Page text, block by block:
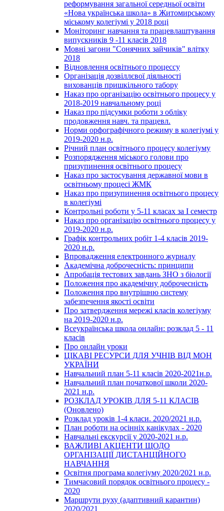
реформування загальної середньої освіти
«Нова українська школа» в Житомирському
міському колегіумі у 2018 році
Моніторинг навчання та працевлаштування
випускників 9 -11 класів 2018
Мовні загони "Сонячних зайчиків" влітку
2018
Відновлення освітнього процессу
Організація дозвіллєвої діяльності
вихованців пришкільного табору
Наказ про організацію освітнього процесу у
2018-2019 навчальному році
Наказ про підсумки роботи з обліку
продовження навч. та працевл.
Норми орфографічного режиму в колегіумі у
2019-2020 н.р.
Річний план освітнього процесу колегіуму
Розпорядження міського голови про
призупинення освітнього процесу
Наказ про застосування державної мови в
освітньому процесі ЖМК
Наказ про призупинення освітнього процесу
в колегіумі
Контрольні роботи у 5-11 класах за І семестр
Наказ про організацію освітнього процесу у
2019-2020 н.р.
Графік контрольних робіт 1-4 класів 2019-
2020 н.р.
Впровадження електронного журналу
Академічна доброчесність: принципи
Апробація тестових завдань ЗНО з біології
Положення про академічну доброчесність
Положення про внутрішню систему
забезпечення якості освіти
Про затвердження мережі класів колегіуму
на 2019-2020 н.р.
Всеукраїнська школа онлайн: розклад 5 - 11
класів
Про онлайн уроки
ЦІКАВІ РЕСУРСИ ДЛЯ УЧНІВ ВІД МОН
УКРАЇНИ
Навчальний план 5-11 класів 2020-2021н.р.
Навчальний план початкової школи 2020-
2021 н.р.
РОЗКЛАД УРОКІВ ДЛЯ 5-11 КЛАСІВ
(Оновлено)
Розклад уроків 1-4 класи. 2020/2021 н.р.
План роботи на осінніх канікулах - 2020
Навчальні екскурсії у 2020-2021 н.р.
ВАЖЛИВІ АКЦЕНТИ ЩОДО
ОРГАНІЗАЦІЇ ДИСТАНЦІЙНОГО
НАВЧАННЯ
Освітня програма колегіуму 2020/2021 н.р.
Тимчасовий порядок освітнього процесу -
2020
Маршрути руху (адаптивний карантин)
2020/2021